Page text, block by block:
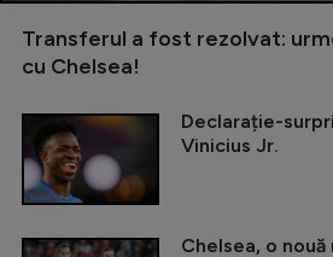
Transferul a fost rezolvat:
cu Chelsea!
Declarație-
Vinicius Jr.
Chelsea, o